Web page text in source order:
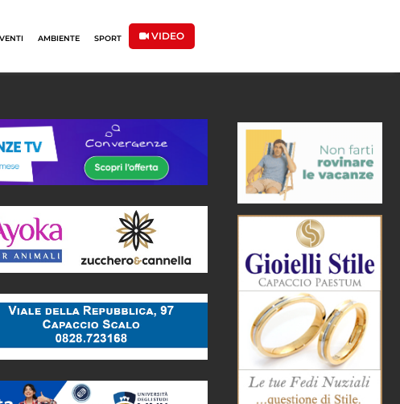
AMBIENTE SPORT VIDEO